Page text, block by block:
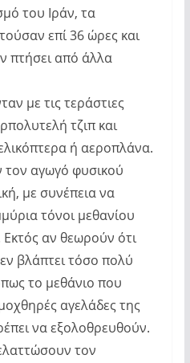
του Ιράν, τα
επί 36 ώρες και
πτήσει από άλλα
με τις τεράστιες
τζιπ και
ή αεροπλάνα.
τον αγωγό φυσικού
με συνέπεια να
τόνοι μεθανίου
αν θεωρούν ότι
βλάπτει τόσο πολύ
το μεθάνιο που
αγελάδες της
να εξολοθρευθούν.
τον